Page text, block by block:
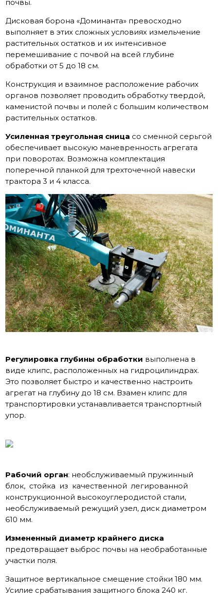
почвы.
Дисковая борона «Доминанта» превосходно
выполняет в этих сложных условиях измельчение
растительных остатков и их интенсивное
перемешивание с почвой на всей глубине
обработки от 5 до 18 см.
Конструкция и взаимное расположение рабочих
органов позволяет проводить обработку твердой,
каменистой почвы и полей с большим количеством
растительных остатков.
Усиленная треугольная сница со сменной серьгой
обеспечивает высокую маневренность агрегата
при поворотах. Возможна комплектация
поперечной планкой для трехточечной навески
трактора 3 и 4 класса.
Регулировка глубины обработки выполнена в
виде клипс, расположенных на гидроцилиндрах.
Это позволяет быстро и качественно настроить
агрегат на глубину до 18 см. Взамен клипс для
транспортировки устанавливается транспортный
упор.
Рабочий орган: необслуживаемый пружинный
блок, стойка из качественной легированной
конструкционной высокоуглеродистой стали,
необслуживаемый режущий узел, диск диаметром
610 мм.
Измененный диаметр крайнего диска
предотвращает выброс почвы на необработанные
участки поля.
Защитное вертикальное смещение стойки 180 мм.
Усилие срабатывания защитного блока 240 кг.